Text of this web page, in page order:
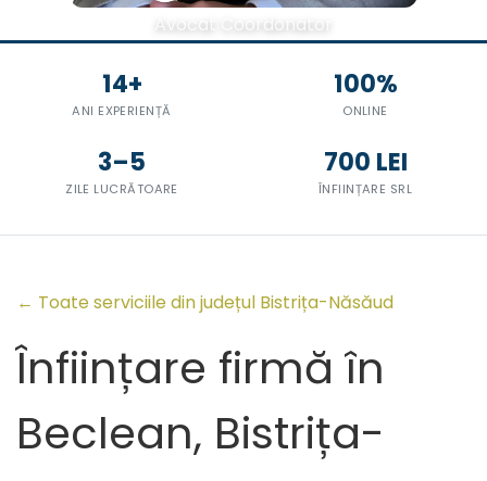
Avocat Coordonator
14+
ANI EXPERIENȚĂ
100%
ONLINE
3–5
ZILE LUCRĂTOARE
700 LEI
ÎNFIINȚARE SRL
← Toate serviciile din județul Bistrița-Năsăud
Înființare firmă în
Beclean, Bistrița-